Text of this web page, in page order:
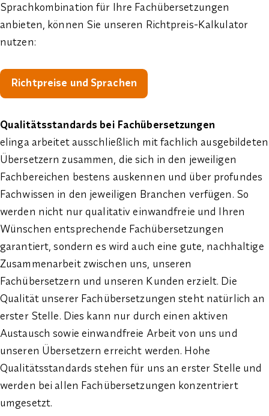
Sprachkombination für Ihre Fachübersetzungen
anbieten, können Sie unseren Richtpreis-Kalkulator
nutzen:
Richtpreise und Sprachen
Qualitätsstandards bei Fachübersetzungen
elinga arbeitet ausschließlich mit fachlich ausgebildeten
Übersetzern zusammen, die sich in den jeweiligen
Fachbereichen bestens auskennen und über profundes
Fachwissen in den jeweiligen Branchen verfügen. So
werden nicht nur qualitativ einwandfreie und Ihren
Wünschen entsprechende Fachübersetzungen
garantiert, sondern es wird auch eine gute, nachhaltige
Zusammenarbeit zwischen uns, unseren
Fachübersetzern und unseren Kunden erzielt. Die
Qualität unserer Fachübersetzungen steht natürlich an
erster Stelle. Dies kann nur durch einen aktiven
Austausch sowie einwandfreie Arbeit von uns und
unseren Übersetzern erreicht werden. Hohe
Qualitätsstandards stehen für uns an erster Stelle und
werden bei allen Fachübersetzungen konzentriert
umgesetzt.